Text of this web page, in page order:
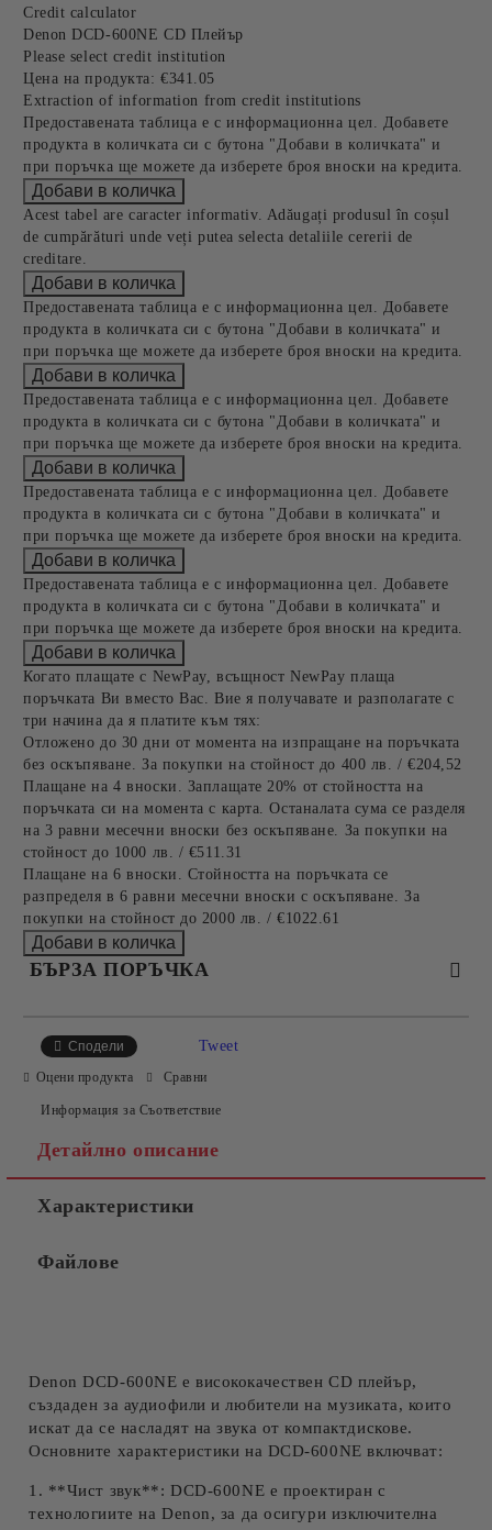
Credit calculator
Denon DCD-600NE CD Плейър
Please select credit institution
Цена на продукта: €341.05
Extraction of information from credit institutions
Предоставената таблица е с информационна цел. Добавете
продукта в количката си с бутона "Добави в количката" и
при поръчка ще можете да изберете броя вноски на кредита.
Acest tabel are caracter informativ. Adăugați produsul în coșul
de cumpărături unde veți putea selecta detaliile cererii de
creditare.
Предоставената таблица е с информационна цел. Добавете
продукта в количката си с бутона "Добави в количката" и
при поръчка ще можете да изберете броя вноски на кредита.
Предоставената таблица е с информационна цел. Добавете
продукта в количката си с бутона "Добави в количката" и
при поръчка ще можете да изберете броя вноски на кредита.
Предоставената таблица е с информационна цел. Добавете
продукта в количката си с бутона "Добави в количката" и
при поръчка ще можете да изберете броя вноски на кредита.
Предоставената таблица е с информационна цел. Добавете
продукта в количката си с бутона "Добави в количката" и
при поръчка ще можете да изберете броя вноски на кредита.
Когато плащате с NewPay, всъщност NewPay плаща
поръчката Ви вместо Вас. Вие я получавате и разполагате с
три начина да я платите към тях:
Отложено до 30 дни от момента на изпращане на поръчката
без оскъпяване. За покупки на стойност до 400 лв. / €204,52
Плащане на 4 вноски. Заплащате 20% от стойността на
поръчката си на момента с карта. Останалата сума се разделя
на 3 равни месечни вноски без оскъпяване. За покупки на
стойност до 1000 лв. / €511.31
Плащане на 6 вноски. Стойността на поръчката се
разпределя в 6 равни месечни вноски с оскъпяване. За
покупки на стойност до 2000 лв. / €1022.61
БЪРЗА ПОРЪЧКА
Съгласен съм с
Ние ще се свържем с вас в рамките на работния ден.
Сподели Tweet
Оцени продукта Сравни
Информация за Съответствие
Детайлно описание
Характеристики
Файлове
Denon DCD-600NE е висококачествен CD плейър,
създаден за аудиофили и любители на музиката, които
искат да се насладят на звука от компактдискове.
Основните характеристики на DCD-600NE включват:
1. **Чист звук**: DCD-600NE е проектиран с
технологиите на Denon, за да осигури изключителна